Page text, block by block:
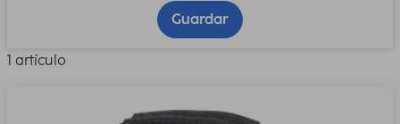
Guardar
1 artículo